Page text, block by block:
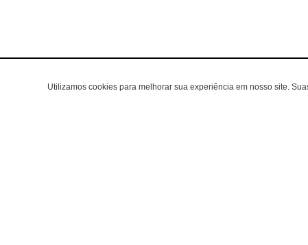
Utilizamos cookies para melhorar sua experiência em nosso site.